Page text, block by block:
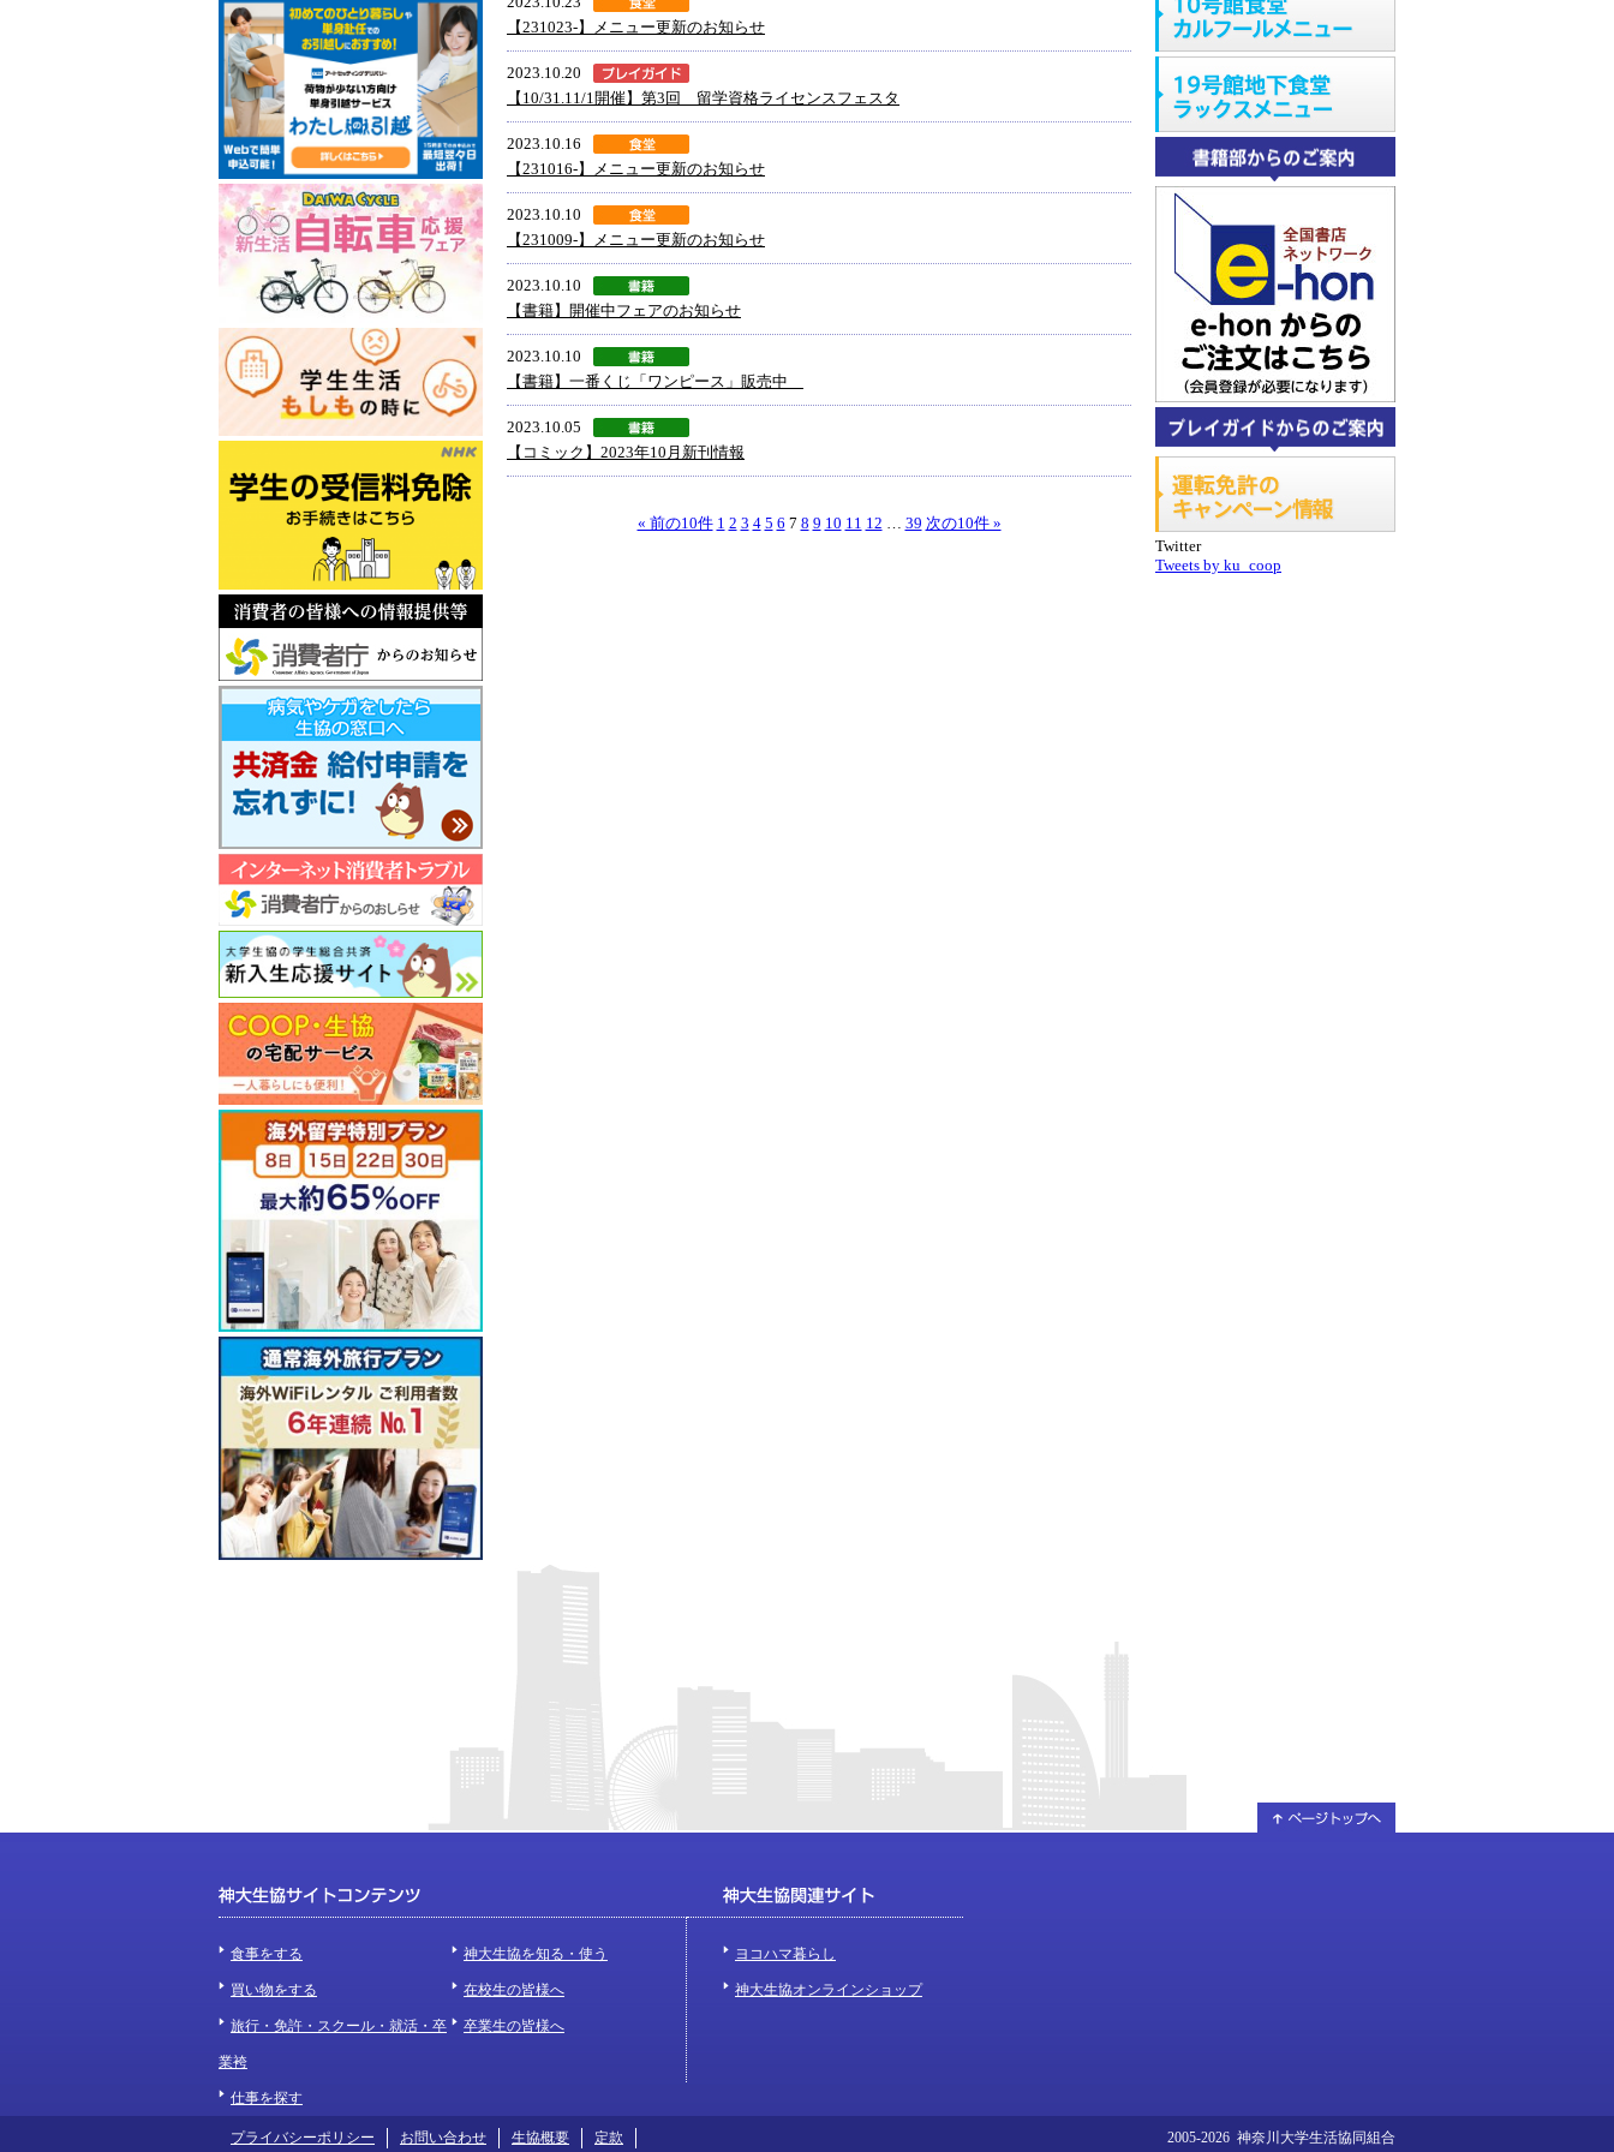
【231023-】メニュー更新のお知らせ
2023.10.20
【10/31.11/1開催】第3回 留学資格ライセンスフェスタ
2023.10.16
【231016-】メニュー更新のお知らせ
2023.10.10
【231009-】メニュー更新のお知らせ
2023.10.10
【書籍】開催中フェアのお知らせ
2023.10.10
【書籍】一番くじ「ワンピース」販売中
2023.10.05
【コミック】2023年10月新刊情報
« 前の10件 1 2 3 4 5 6 7 8 9 10 11 12 … 39 次の10件 »
Twitter
Tweets by ku_coop
食事をする
買い物をする
旅行・免許・スクール・就活・卒
業袴
仕事を探す
神大生協を知る・使う
在校生の皆様へ
卒業生の皆様へ
ヨコハマ暮らし
神大生協オンラインショップ
プライバシーポリシー お問い合わせ 生協概要 定款 2005-2026 神奈川大学生活協同組合